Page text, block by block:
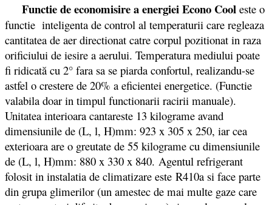
Functie de economisire a energiei Econo Cool este o
functie inteligenta de control al temperaturii care regleaza
cantitatea de aer directionat catre corpul pozitionat in raza
orificiului de iesire a aerului. Temperatura mediului poate
fi ridicată cu 2° fara sa se piarda confortul, realizandu-se
astfel o crestere de 20% a eficientei energetice. (Functie
valabila doar in timpul functionarii racirii manuale).
Unitatea interioara cantareste 13 kilograme avand
dimensiunile de (L, l, H)mm: 923 x 305 x 250, iar cea
exterioara are o greutate de 55 kilograme cu dimensiunile
de (L, l, H)mm: 880 x 330 x 840. Agentul refrigerant
folosit in instalatia de climatizare este R410a si face parte
din grupa glimerilor (un amestec de mai multe gaze care